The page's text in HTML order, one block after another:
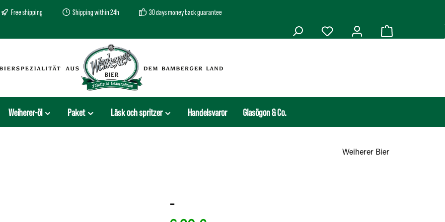
Free shipping Shipping within 24h 30 days money back guarantee
Weiherer-öl Paket Läsk och spritzer Handelsvaror Glasögon & Co.
Weiherer Bier
-